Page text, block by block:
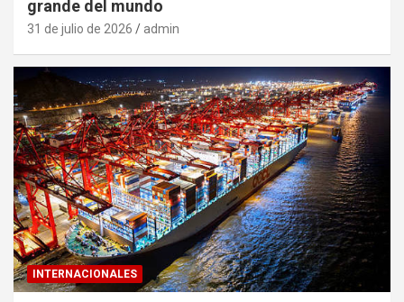
grande del mundo
31 de julio de 2026 admin
INTERNACIONALES